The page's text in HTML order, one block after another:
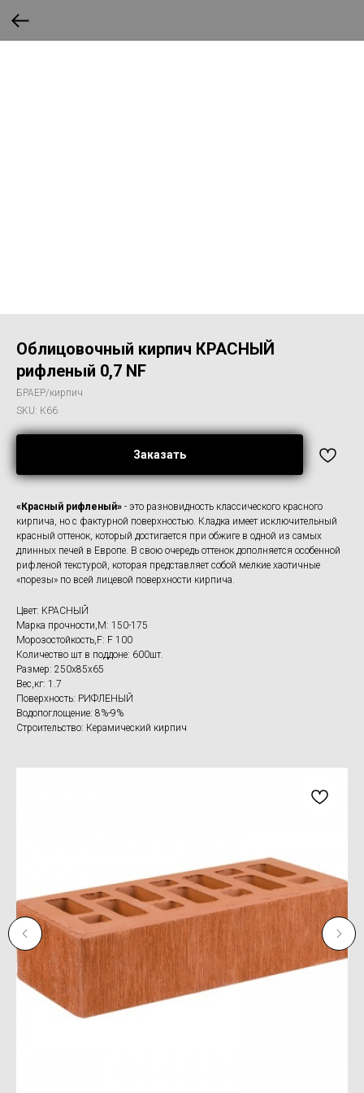
Облицовочный кирпич КРАСНЫЙ
рифленый 0,7 NF
БРАЕР/кирпич
SKU: К66
Заказать
«Красный рифленый» - это разновидность классического красного
кирпича, но с фактурной поверхностью. Кладка имеет исключительный
красный оттенок, который достигается при обжиге в одной из самых
длинных печей в Европе. В свою очередь оттенок дополняется особенной
рифленой текстурой, которая представляет собой мелкие хаотичные
«порезы» по всей лицевой поверхности кирпича.
Цвет: КРАСНЫЙ
Марка прочности,M: 150-175
Морозостойкость,F: F 100
Количество шт в поддоне: 600шт.
Размер: 250x85x65
Вес,кг: 1.7
Поверхность: РИФЛЕНЫЙ
Водопоглощение: 8%-9%
Строительство: Керамический кирпич